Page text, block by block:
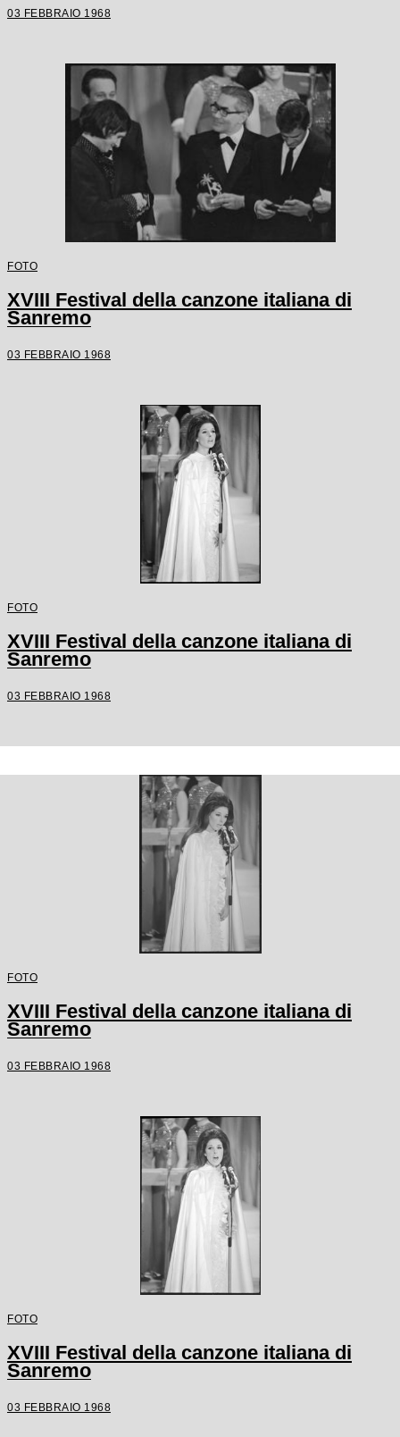
03 FEBBRAIO 1968
FOTO
XVIII Festival della canzone italiana di
Sanremo
03 FEBBRAIO 1968
FOTO
XVIII Festival della canzone italiana di
Sanremo
03 FEBBRAIO 1968
FOTO
XVIII Festival della canzone italiana di
Sanremo
03 FEBBRAIO 1968
FOTO
XVIII Festival della canzone italiana di
Sanremo
03 FEBBRAIO 1968